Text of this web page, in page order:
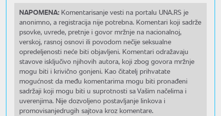
NAPOMENA: Komentarisanje vesti na portalu UNA.RS je
anonimno, a registracija nije potrebna. Komentari koji sadrže
psovke, uvrede, pretnje i govor mržnje na nacionalnoj,
verskoj, rasnoj osnovi ili povodom nečije seksualne
opredeljenosti neće biti objavljeni. Komentari odražavaju
stavove isključivo njihovih autora, koji zbog govora mržnje
mogu biti i krivično gonjeni. Kao čitatelj prihvatate
mogućnost da među komentarima mogu biti pronađeni
sadržaji koji mogu biti u suprotnosti sa Vašim načelima i
uverenjima. Nije dozvoljeno postavljanje linkova i
promovisanjedrugih sajtova kroz komentare.